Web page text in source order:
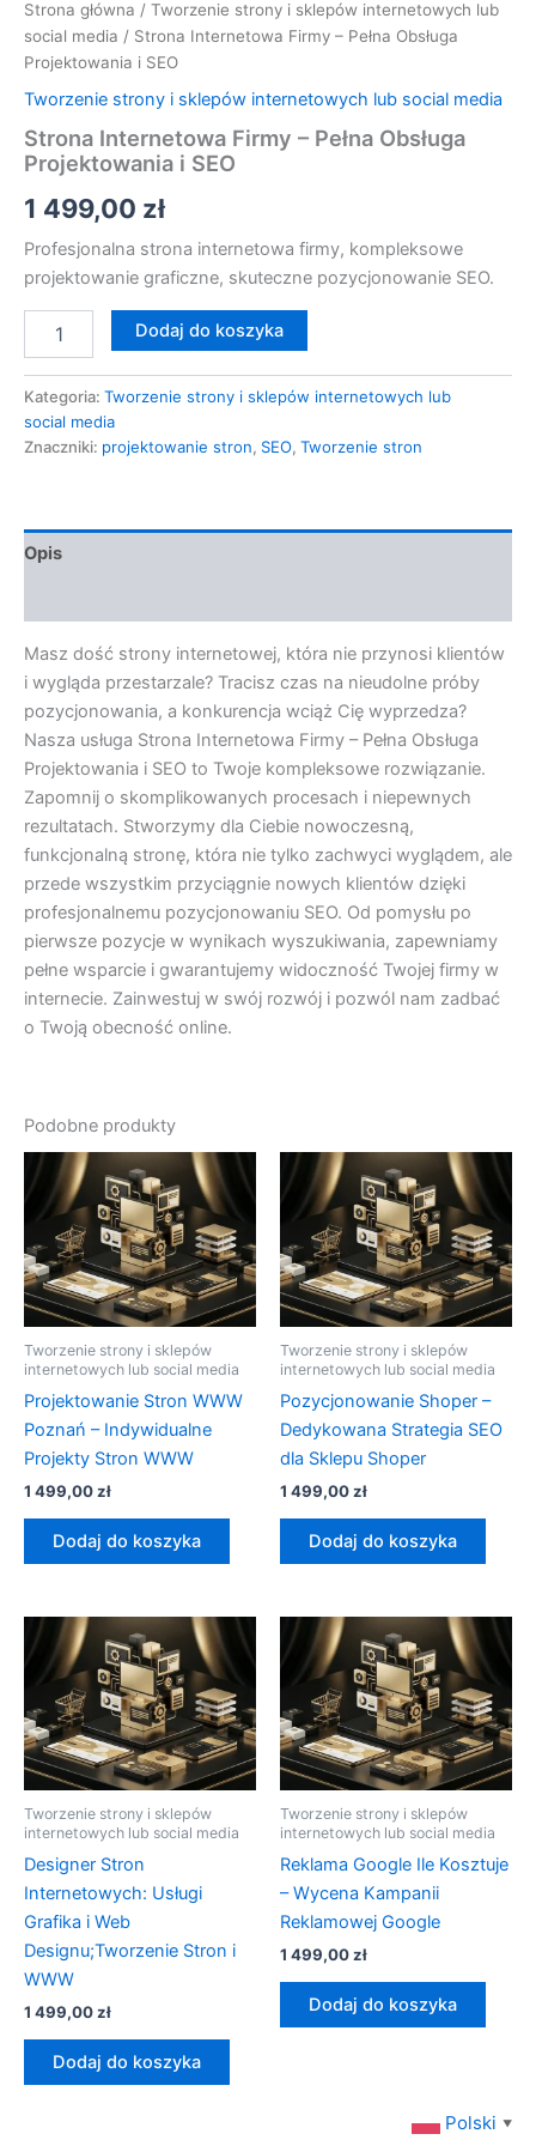
Strona główna / Tworzenie strony i sklepów internetowych lub
social media / Strona Internetowa Firmy – Pełna Obsługa
Projektowania i SEO
Tworzenie strony i sklepów internetowych lub social media
Strona Internetowa Firmy – Pełna Obsługa
Projektowania i SEO
1 499,00 zł
Profesjonalna strona internetowa firmy, kompleksowe
projektowanie graficzne, skuteczne pozycjonowanie SEO.
Dodaj do koszyka
Kategoria: Tworzenie strony i sklepów internetowych lub
social media
Znaczniki: projektowanie stron, SEO, Tworzenie stron
Opis
Masz dość strony internetowej, która nie przynosi klientów
i wygląda przestarzale? Tracisz czas na nieudolne próby
pozycjonowania, a konkurencja wciąż Cię wyprzedza?
Nasza usługa Strona Internetowa Firmy – Pełna Obsługa
Projektowania i SEO to Twoje kompleksowe rozwiązanie.
Zapomnij o skomplikowanych procesach i niepewnych
rezultatach. Stworzymy dla Ciebie nowoczesną,
funkcjonalną stronę, która nie tylko zachwyci wyglądem, ale
przede wszystkim przyciągnie nowych klientów dzięki
profesjonalnemu pozycjonowaniu SEO. Od pomysłu po
pierwsze pozycje w wynikach wyszukiwania, zapewniamy
pełne wsparcie i gwarantujemy widoczność Twojej firmy w
internecie. Zainwestuj w swój rozwój i pozwól nam zadbać
o Twoją obecność online.
Podobne produkty
Tworzenie strony i sklepów
internetowych lub social media
Projektowanie Stron WWW
Poznań – Indywidualne
Projekty Stron WWW
1 499,00zł
Dodaj do koszyka
Tworzenie strony i sklepów
internetowych lub social media
Pozycjonowanie Shoper –
Dedykowana Strategia SEO
dla Sklepu Shoper
1 499,00zł
Dodaj do koszyka
Tworzenie strony i sklepów
internetowych lub social media
Designer Stron
Internetowych: Usługi
Grafika i Web
Designu;Tworzenie Stron i
WWW
1 499,00zł
Dodaj do koszyka
Tworzenie strony i sklepów
internetowych lub social media
Reklama Google Ile Kosztuje
– Wycena Kampanii
Reklamowej Google
1 499,00zł
Dodaj do koszyka
Polski ▼